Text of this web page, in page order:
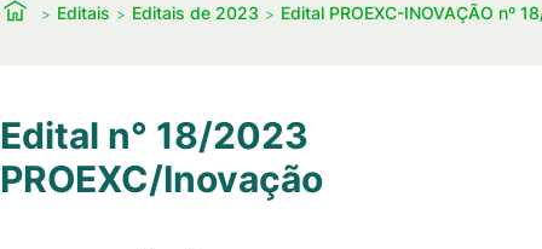
Editais Editais de 2023 Edital PROEXC-INOVAÇÃO nº
Edital n° 18/2023
PROEXC/Inovação